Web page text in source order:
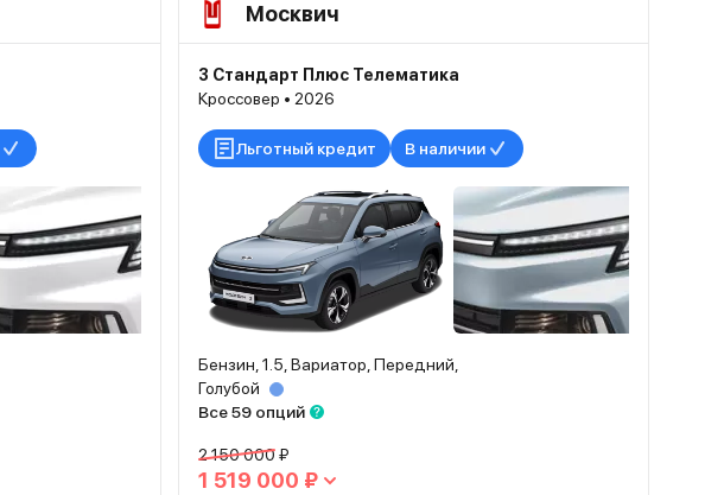
Москвич
3 Стандарт Плюс Телематика
Кроссовер • 2026
Льготный кредит В наличии
Бензин, 1.5, Вариатор, Передний,
Голубой
Все 59 опций
2 150 000 ₽
1 519 000 ₽